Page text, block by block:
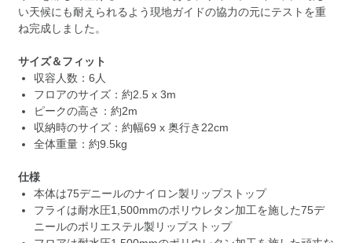
い天候にも耐えられるよう現地ガイドの協力の元にテストを重
ね完成しました。
サイズ＆フィット
収容人数：6人
フロアのサイズ：約2.5 x 3m
ピークの高さ：約2m
収納時のサイズ：約幅69 x 奥行き22cm
全体重量：約9.5kg
仕様
本体は75デニールのナイロン製リップストップ
フライは耐水圧1,500mmのポリウレタン加工を施した75デ
ニールのポリエステル製リップストップ